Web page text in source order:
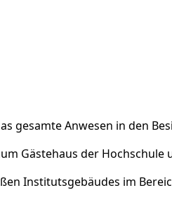
gesamte Anwesen in den
Gästehaus der Hochschule
Institutsgebäudes im